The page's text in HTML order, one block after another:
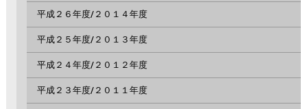
平成２６年度/２０１４年度
平成２５年度/２０１３年度
平成２４年度/２０１２年度
平成２３年度/２０１１年度